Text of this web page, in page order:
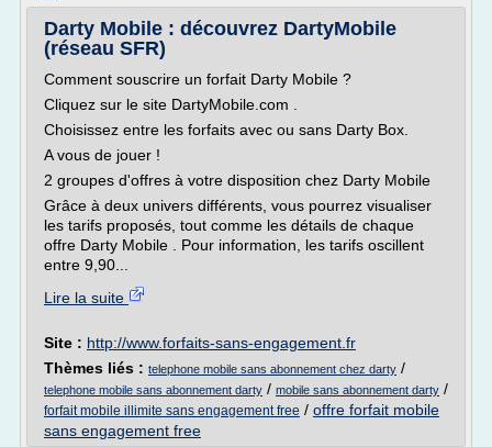
Darty Mobile : découvrez DartyMobile
(réseau SFR)
Comment souscrire un forfait Darty Mobile ?
Cliquez sur le site DartyMobile.com .
Choisissez entre les forfaits avec ou sans Darty Box.
A vous de jouer !
2 groupes d'offres à votre disposition chez Darty Mobile
Grâce à deux univers différents, vous pourrez visualiser
les tarifs proposés, tout comme les détails de chaque
offre Darty Mobile . Pour information, les tarifs oscillent
entre 9,90...
Lire la suite
Site : http://www.forfaits-sans-engagement.fr
Thèmes liés : telephone mobile sans abonnement chez darty /
telephone mobile sans abonnement darty / mobile sans abonnement darty /
forfait mobile illimite sans engagement free / offre forfait mobile
sans engagement free